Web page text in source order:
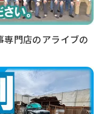
門店のアライブの